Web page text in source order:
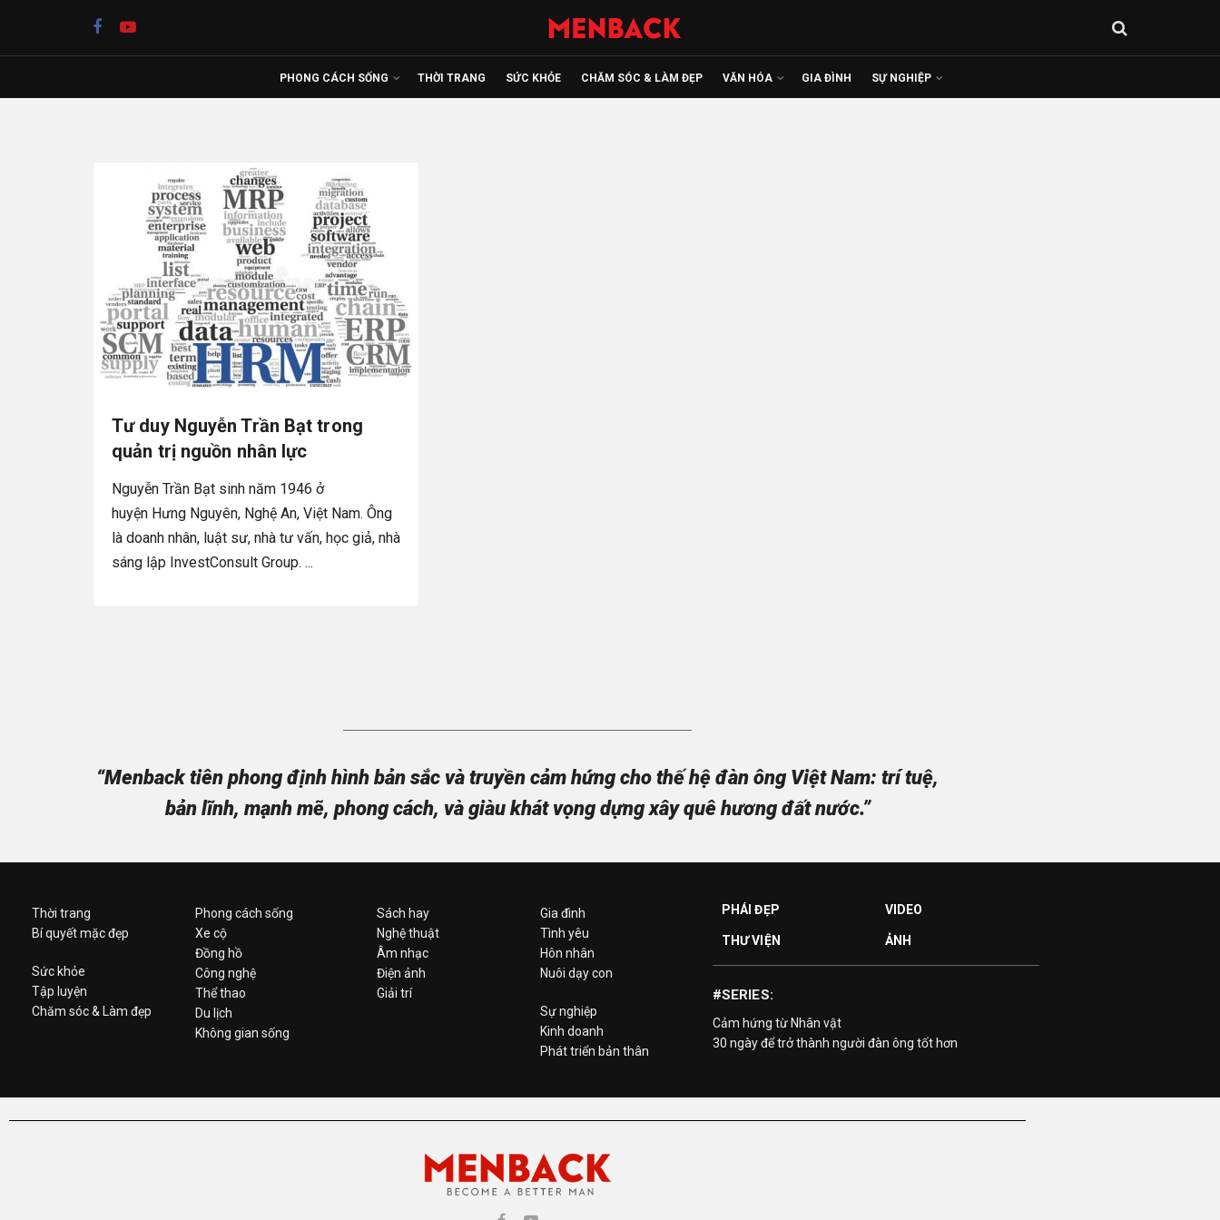
PHONG CÁCH SỐNG THỜI TRANG SỨC KHỎE CHĂM SÓC & LÀM ĐẸP VĂN HÓA GIA ĐÌNH SỰ NGHIỆP
Tư duy Nguyễn Trần Bạt trong
quản trị nguồn nhân lực
Nguyễn Trần Bạt sinh năm 1946 ở
huyện Hưng Nguyên, Nghệ An, Việt Nam. Ông
là doanh nhân, luật sư, nhà tư vấn, học giả, nhà
sáng lập InvestConsult Group. ...
“Menback tiên phong định hình bản sắc và truyền cảm hứng cho thế hệ đàn ông Việt Nam: trí tuệ,
bản lĩnh, mạnh mẽ, phong cách, và giàu khát vọng dựng xây quê hương đất nước.”
Thời trang
Bí quyết mặc đẹp
Sức khỏe
Tập luyện
Chăm sóc & Làm đẹp
Phong cách sống
Xe cộ
Đồng hồ
Công nghệ
Thể thao
Du lịch
Không gian sống
Sách hay
Nghệ thuật
Âm nhạc
Điện ảnh
Giải trí
Gia đình
Tình yêu
Hôn nhân
Nuôi dạy con
Sự nghiệp
Kinh doanh
Phát triển bản thân
PHÁI ĐẸP
THƯ VIỆN
VIDEO
ẢNH
#SERIES:
Cảm hứng từ Nhân vật
30 ngày để trở thành người đàn ông tốt hơn